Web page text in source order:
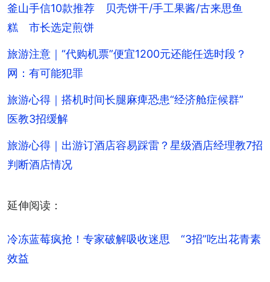
釜山手信10款推荐 贝壳饼干/手工果酱/古来思鱼
糕 市长选定煎饼
旅游注意｜“代购机票”便宜1200元还能任选时段？
网：有可能犯罪
旅游心得｜搭机时间长腿麻痺恐患“经济舱症候群”
医教3招缓解
旅游心得｜出游订酒店容易踩雷？星级酒店经理教7招
判断酒店情况
延伸阅读：
冷冻蓝莓疯抢！专家破解吸收迷思　“3招”吃出花青素
效益